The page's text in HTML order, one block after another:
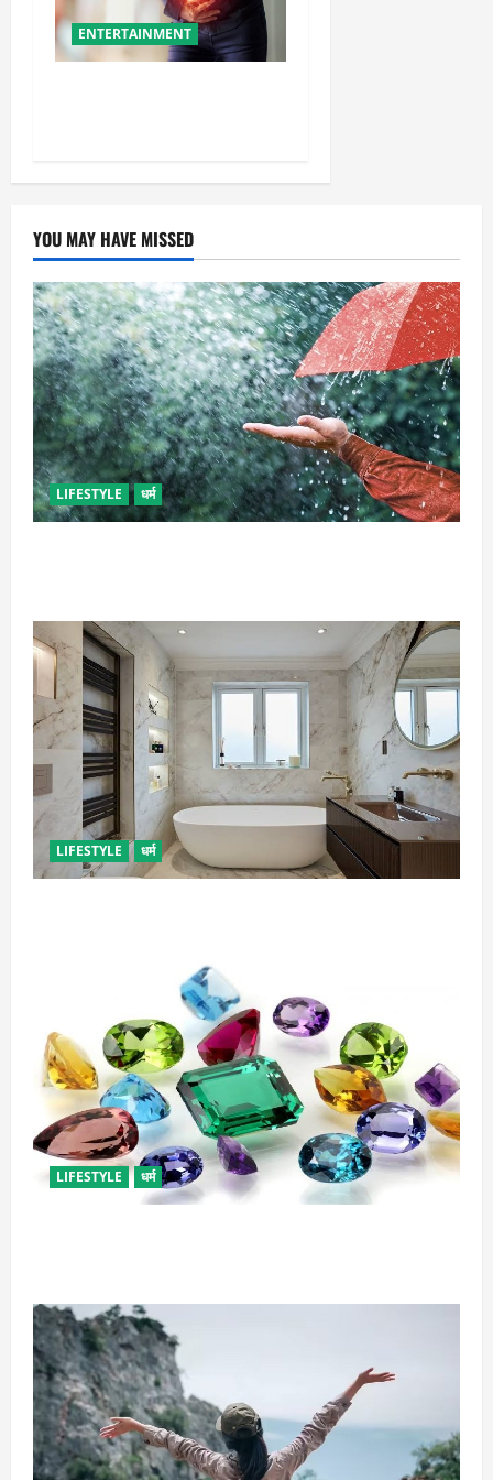
ENTERTAINMENT
YOU MAY HAVE MISSED
LIFESTYLE धर्म
LIFESTYLE धर्म
LIFESTYLE धर्म